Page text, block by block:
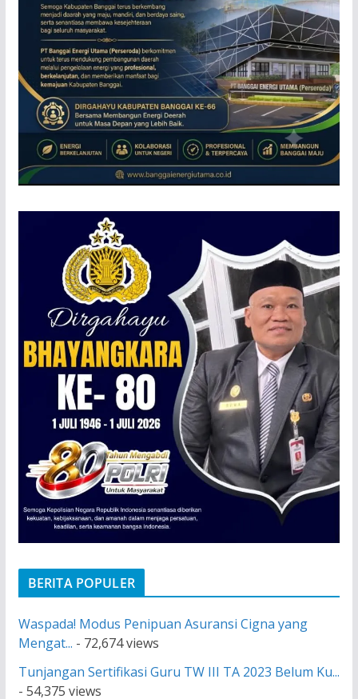
BERITA POPULER
Waspada! Modus Penipuan Asuransi Cigna yang
Mengat... - 72,674 views
Tunjangan Sertifikasi Guru TW III TA 2023 Belum Ku...
- 54,375 views